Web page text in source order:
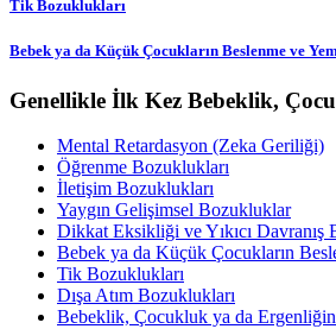
Tik Bozuklukları
Bebek ya da Küçük Çocukların Beslenme ve
Genellikle İlk Kez Bebeklik,
Mental Retardasyon (Zeka Geriliği)
Öğrenme Bozuklukları
İletişim Bozuklukları
Yaygın Gelişimsel Bozukluklar
Dikkat Eksikliği ve Yıkıcı Davranış
Bebek ya da Küçük Çocukların
Tik Bozuklukları
Dışa Atım Bozuklukları
Bebeklik, Çocukluk ya da